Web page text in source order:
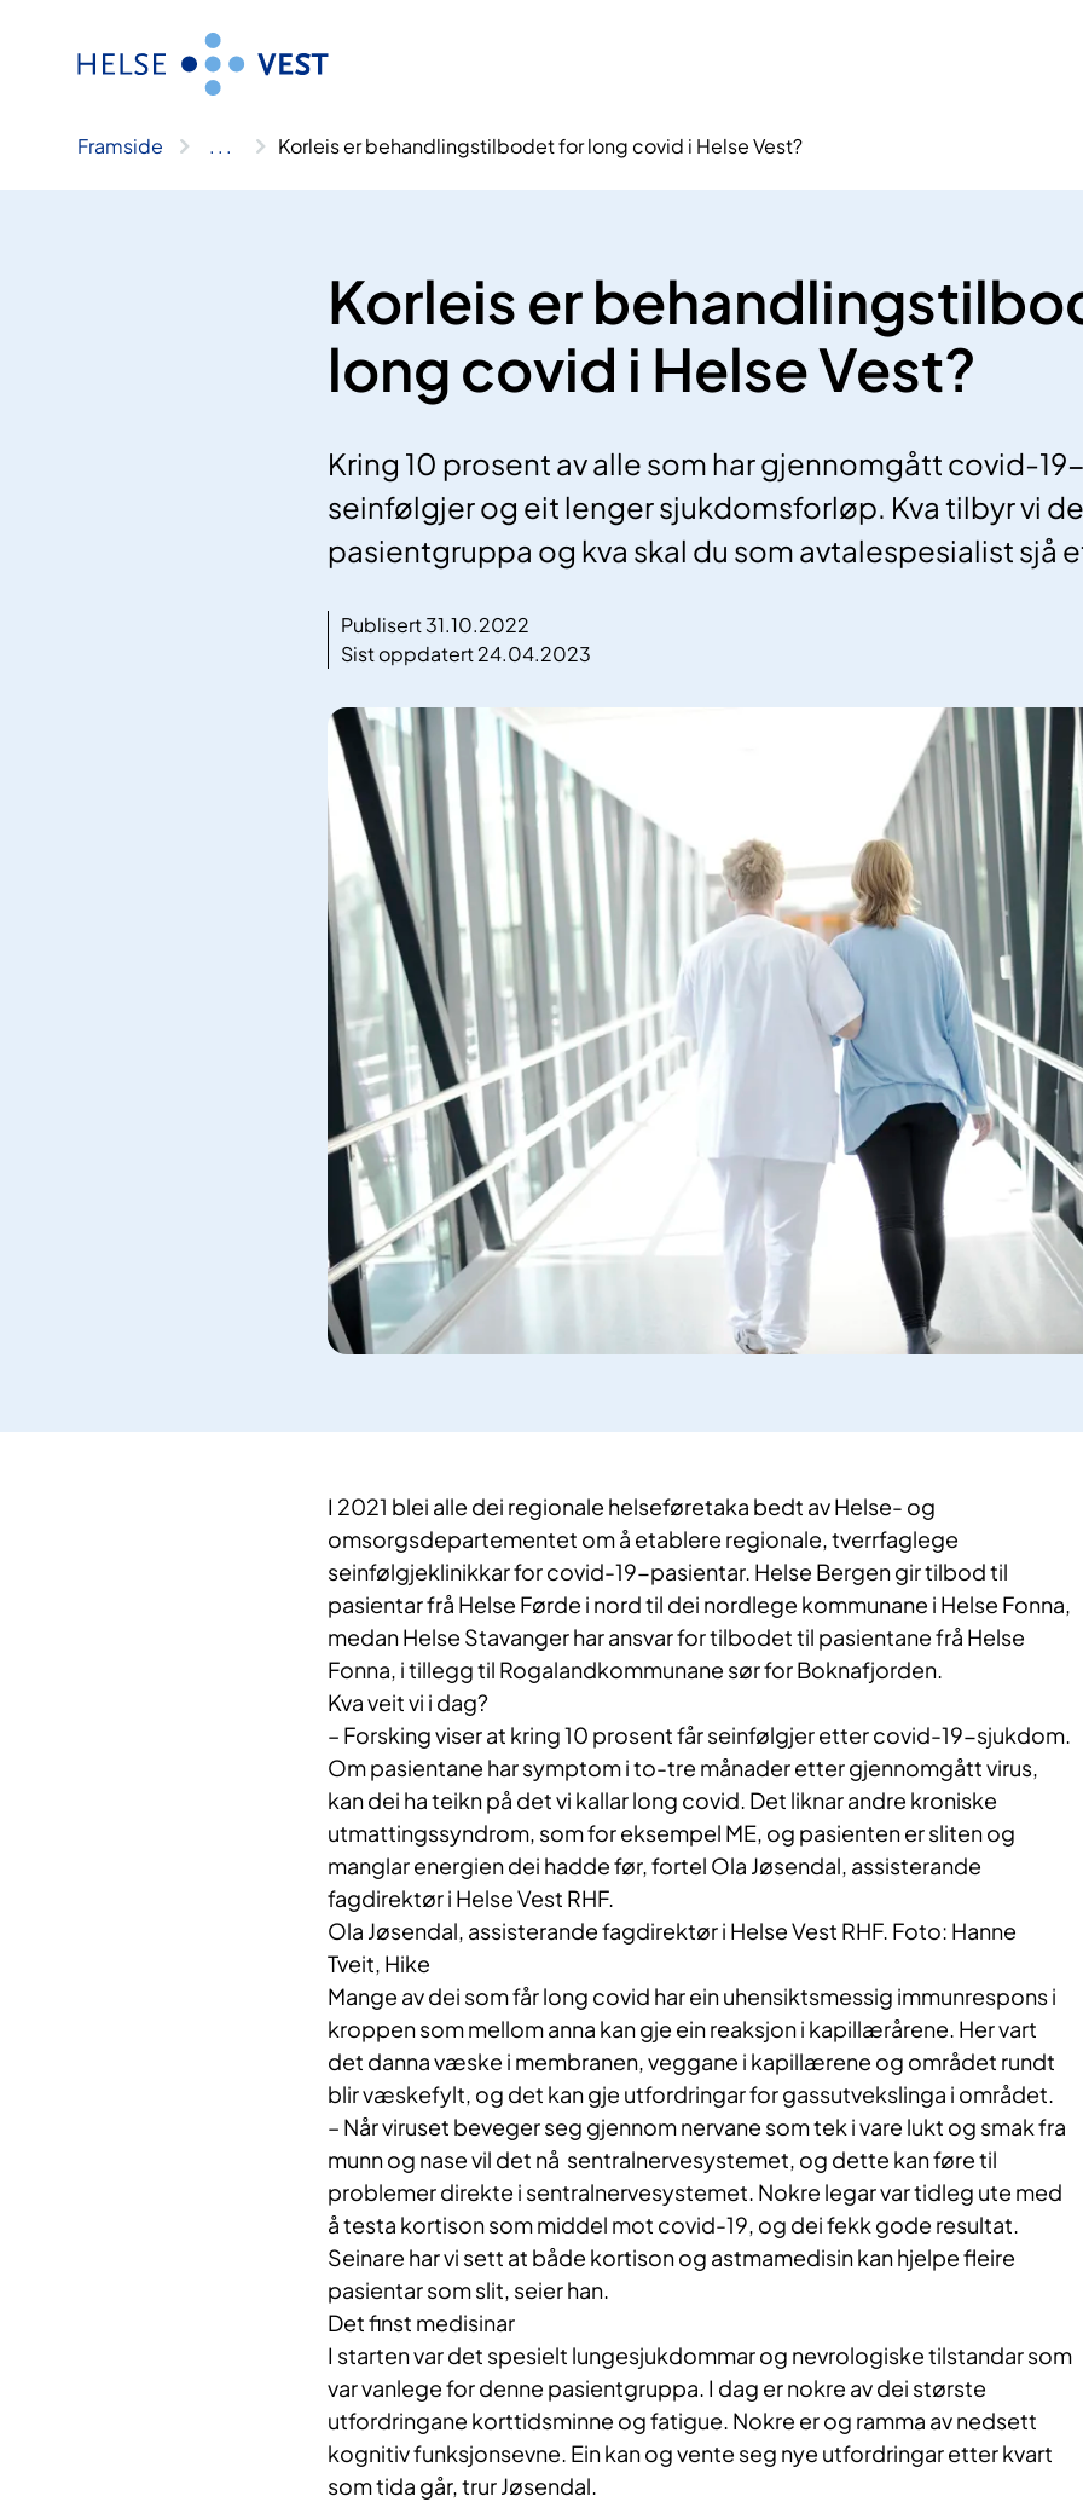
Framside .. . Korleis er behandlingstilbodet for long covid i Helse Vest?
Korleis er
long covid i Helse Vest?
Kring 10 prosent av alle som har gjennomgått covid-
seinfølgjer og eit lenger sjukdomsforløp. Kva tilbyr vi
pasientgruppa og kva skal du som avtalespesialist sjå
Publisert 31.10.2022
Sist oppdatert 24.04.2023
​I 2021 blei alle dei regionale helseføretaka bedt av Helse- og
omsorgsdepartementet om å etablere regionale, tverrfaglege
seinfølgjeklinikkar for covid-19-pasientar. Helse Bergen gir tilbod til
pasientar frå Helse Førde i nord til dei nordlege kommunane i Helse Fonna,
medan Helse Stavanger har ansvar for tilbodet til pasientane frå Helse
Fonna, i tillegg til Rogalandkommunane sør for Boknafjorden.
Kva ​veit vi i dag?
– Forsking viser at kring 10 prosent får seinfølgjer etter covid-19-sjukdom.
Om pasientane har symptom i to-tre månader etter gjennomgått virus,
kan dei ha teikn på det vi kallar long covid. Det liknar andre kroniske
utmattingssyndrom, som for eksempel ME, og pasienten er sliten og
manglar energien dei hadde før, fortel Ola Jøsendal, assisterande
fagdirektør i Helse Vest RHF.
Ola Jøsendal, assisterande fagdirektør i Helse Vest RHF. Foto: Hanne
Tveit, Hike
Mange av dei som får long covid har ein uhensiktsmessig immunrespons i
kroppen som mellom anna kan gje ein reaksjon i kapillærårene. Her vart
det danna væske i membranen, veggane i kapillærene og området rundt
blir væskefylt, og det kan gje utfordringar for gassutvekslinga i området.
– Når viruset beveger seg gjennom nervane som tek i vare lukt og smak fra
munn og nase vil det nå sentralnervesystemet, og dette kan føre til ​
problemer direkte i sentralnervesystemet. Nokre legar var tidleg ute med
å testa kortison som middel mot covid-19, og dei fekk gode resultat.
Seinare har vi sett at både kortison og astmamedisin kan hjelpe fleire
pasientar som slit, seier han.
Det finst medisinar
I starten var det spesielt lungesjukdommar og nevrologiske tilstandar som
var vanlege for denne pasientgruppa. I dag er nokre av dei største
utfordringane korttidsminne og fatigue. Nokre er og ramma av nedsett
kognitiv funksjonsevne. Ein kan og vente seg nye utfordringar etter kvart
som tida går, trur Jøsendal.